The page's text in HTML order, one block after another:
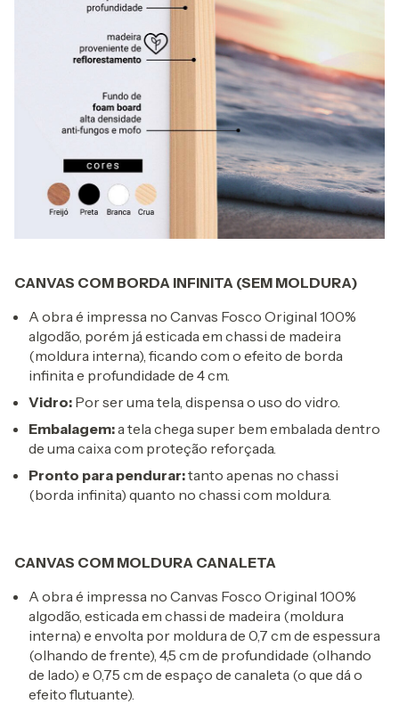
CANVAS COM BORDA INFINITA (SEM MOLDURA)
A obra é impressa no Canvas Fosco Original 100%
algodão, porém já esticada em chassi de madeira
(moldura interna), ficando com o efeito de borda
infinita e profundidade de 4 cm.
Vidro: Por ser uma tela, dispensa o uso do vidro.
Embalagem:a tela chega super bem embalada dentro
de uma caixa com proteção reforçada.
Pronto para pendurar:tanto apenas no chassi
(borda infinita) quanto no chassi com moldura.
CANVAS COM MOLDURA CANALETA
A obra é impressa no Canvas Fosco Original 100%
algodão, esticada em chassi de madeira (moldura
interna) e envolta por moldura de 0,7 cm de espessura
(olhando de frente), 4,5 cm de profundidade (olhando
de lado) e 0,75 cm de espaço de canaleta (o que dá o
efeito flutuante).